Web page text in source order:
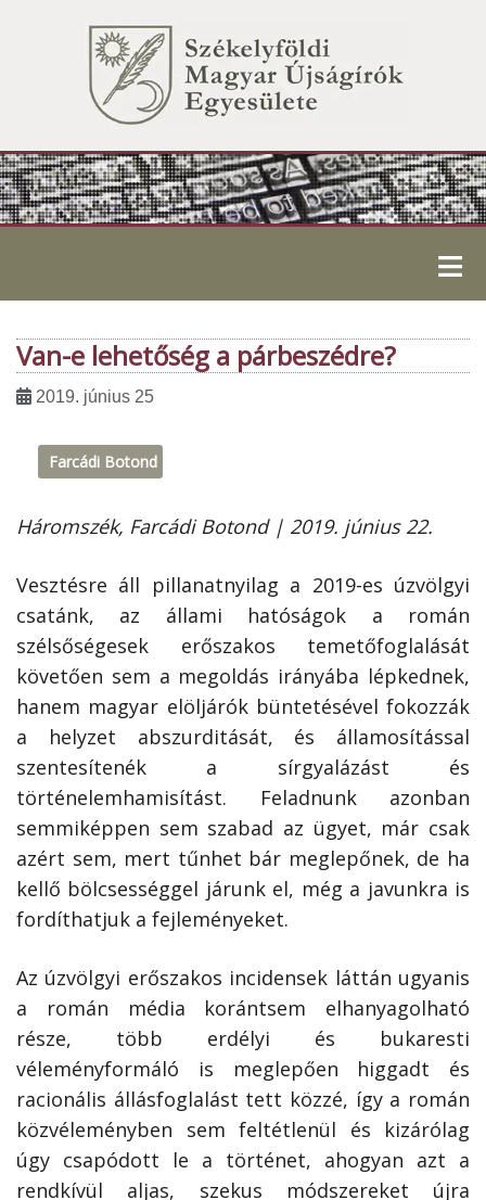
≡
Van-e lehetőség a párbeszédre?
2019. június 25
Farcádi Botond
Háromszék, Farcádi Botond | 2019. június 22.
Vesztésre áll pillanatnyilag a 2019-es úzvölgyi
csatánk, az állami hatóságok a román
szélsőségesek erőszakos temetőfoglalását
követően sem a megoldás irányába lépkednek,
hanem magyar elöljárók büntetésével fokozzák
a helyzet abszurditását, és államosítással
szentesítenék a sírgyalázást és
történelemhamisítást. Feladnunk azonban
semmiképpen sem szabad az ügyet, már csak
azért sem, mert tűnhet bár meglepőnek, de ha
kellő bölcsességgel járunk el, még a javunkra is
fordíthatjuk a fejleményeket.
Az úzvölgyi erőszakos incidensek láttán ugyanis
a román média korántsem elhanyagolható
része, több erdélyi és bukaresti
véleményformáló is meglepően higgadt és
racionális állásfoglalást tett közzé, így a román
közvéleményben sem feltétlenül és kizárólag
úgy csapódott le a történet, ahogyan azt a
rendkívül aljas, szekus módszereket újra